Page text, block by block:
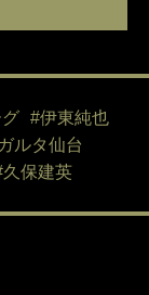
#伊東純也
ルタ仙台
久保建英